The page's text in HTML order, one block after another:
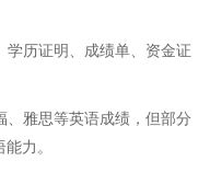
学历证明、成绩单、资金证
、雅思等英语成绩，但部分
力。